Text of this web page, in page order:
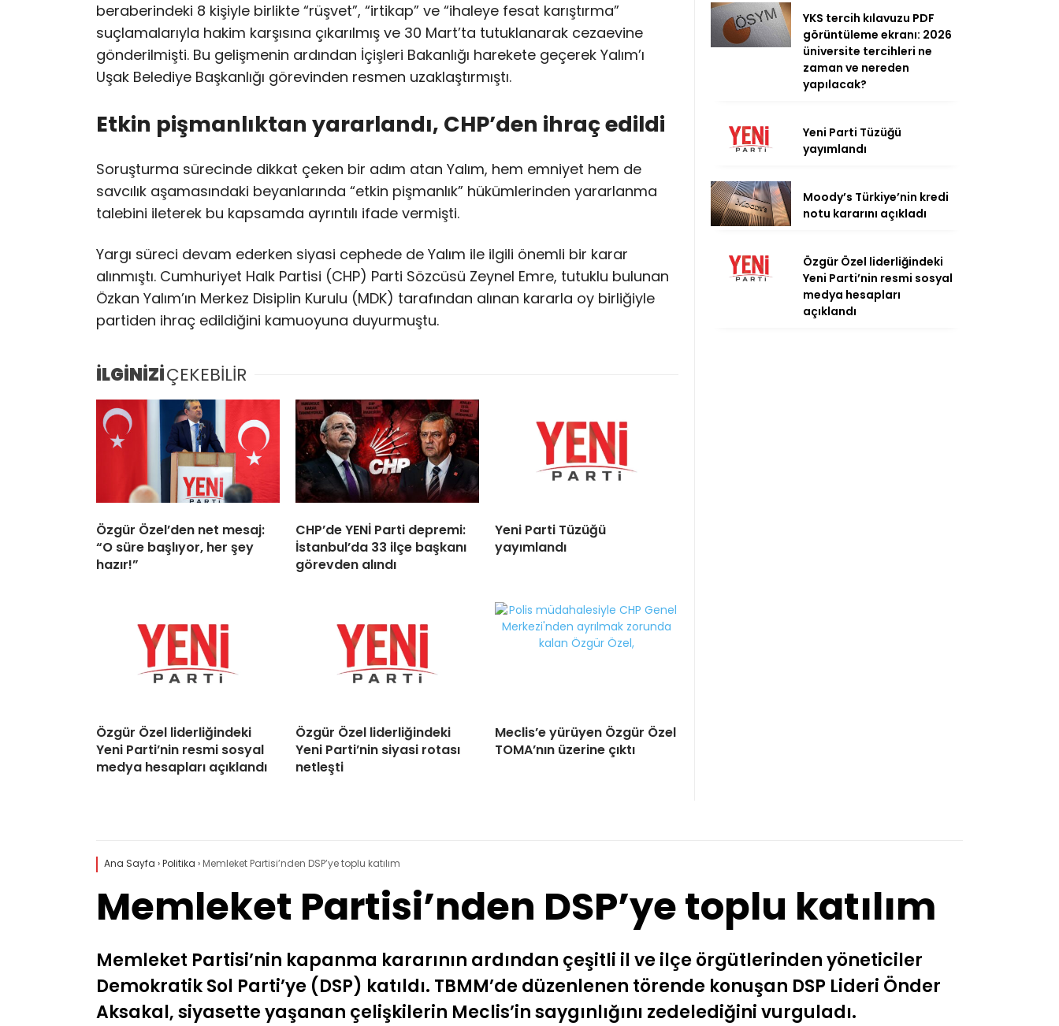
beraberindeki 8 kişiyle birlikte “rüşvet”, “irtikap” ve “ihaleye fesat karıştırma”
suçlamalarıyla hakim karşısına çıkarılmış ve 30 Mart’ta tutuklanarak cezaevine
gönderilmişti. Bu gelişmenin ardından İçişleri Bakanlığı harekete geçerek Yalım’ı
Uşak Belediye Başkanlığı görevinden resmen uzaklaştırmıştı.
Etkin pişmanlıktan yararlandı, CHP’den ihraç edildi
Soruşturma sürecinde dikkat çeken bir adım atan Yalım, hem emniyet hem de
savcılık aşamasındaki beyanlarında “etkin pişmanlık” hükümlerinden yararlanma
talebini ileterek bu kapsamda ayrıntılı ifade vermişti.
Yargı süreci devam ederken siyasi cephede de Yalım ile ilgili önemli bir karar
alınmıştı. Cumhuriyet Halk Partisi (CHP) Parti Sözcüsü Zeynel Emre, tutuklu bulunan
Özkan Yalım’ın Merkez Disiplin Kurulu (MDK) tarafından alınan kararla oy birliğiyle
partiden ihraç edildiğini kamuoyuna duyurmuştu.
İLGİNİZİÇEKEBİLİR
Özgür Özel’den net mesaj:
“O süre başlıyor, her şey
hazır!”
CHP’de YENİ Parti depremi:
İstanbul’da 33 ilçe başkanı
görevden alındı
Yeni Parti Tüzüğü
yayımlandı
Özgür Özel liderliğindeki
Yeni Parti’nin resmi sosyal
medya hesapları açıklandı
Özgür Özel liderliğindeki
Yeni Parti’nin siyasi rotası
netleşti
Meclis’e yürüyen Özgür Özel
TOMA’nın üzerine çıktı
YKS tercih kılavuzu PDF
görüntüleme ekranı: 2026
üniversite tercihleri ne
zaman ve nereden
yapılacak?
Yeni Parti Tüzüğü
yayımlandı
Moody’s Türkiye’nin kredi
notu kararını açıkladı
Özgür Özel liderliğindeki
Yeni Parti’nin resmi sosyal
medya hesapları
açıklandı
Ana Sayfa ›Politika › Memleket Partisi’nden DSP’ye toplu katılım
Memleket Partisi’nden DSP’ye toplu katılım
Memleket Partisi’nin kapanma kararının ardından çeşitli il ve ilçe örgütlerinden yöneticiler
Demokratik Sol Parti’ye (DSP) katıldı. TBMM’de düzenlenen törende konuşan DSP Lideri Önder
Aksakal, siyasette yaşanan çelişkilerin Meclis’in saygınlığını zedelediğini vurguladı.